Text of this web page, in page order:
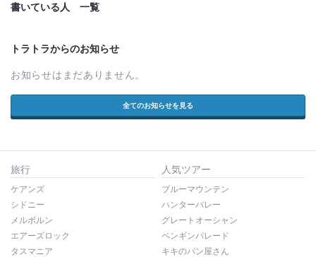
書いている人 一覧
トラトラからのお知らせ
お知らせはまだありません。
全てのお知らせを見る
旅行
ケアンズ
シドニー
メルボルン
エアーズロック
タスマニア
人気ツアー
ブルーマウンテン
ハンターバレー
グレートオーシャン
ペンギンパレード
キキのパン屋さん